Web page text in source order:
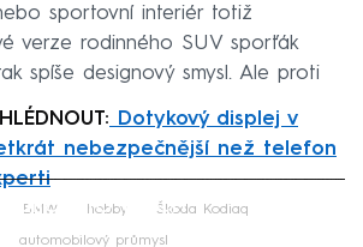
sportovní interiér totiž
verze rodinného SUV sporťák
spíše designový smysl. Ale proti
Dotykový displej v
nebezpečnější než telefon
Failed to fetch
BMW hobby Škoda Kodiaq
automobilový průmysl